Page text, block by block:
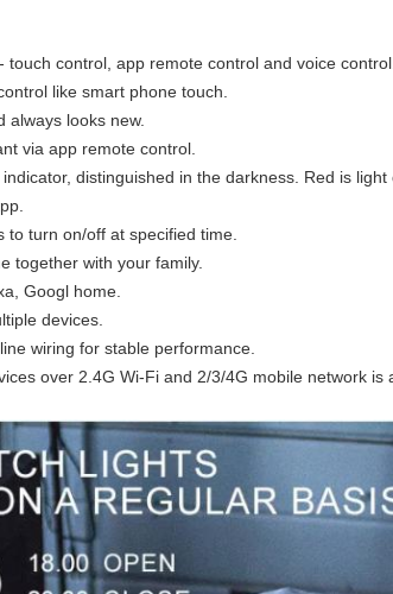
touch control, app remote control and voice
like smart phone touch.
always looks new.
via app remote control.
distinguished in the darkness. Red is
to turn on/off at specified time.
together with your family.
Googl home.
devices.
wiring for stable performance.
over 2.4G Wi-Fi and 2/3/4G mobile network is